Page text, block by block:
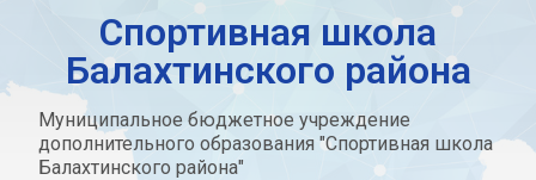
Спортивная школа
Балахтинского района
Муниципальное бюджетное учреждение
дополнительного образования "Спортивная школа
Балахтинского района"